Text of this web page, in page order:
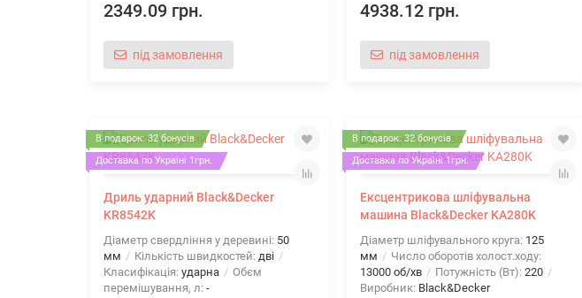
2349.09 грн.
під замовлення
4938.12 грн.
під замовлення
В подарок: 32 бонусів
Доставка по Україні 1грн.
Дриль ударний Black&Decker
KR8542K
Діаметр свердління у деревині: 50
мм
Кількість швидкостей: дві
Класифікація: ударна
Обєм
перемішування, л: -
В подарок: 32 бонусів
Доставка по Україні 1грн.
Ексцентрикова шліфувальна
машина Black&Decker KA280K
Діаметр шліфувального круга: 125
мм
Число оборотів холост.ходу:
13000 об/хв
Потужність (Вт): 220
Виробник: Black&Decker